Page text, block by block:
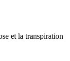
et la transpiration